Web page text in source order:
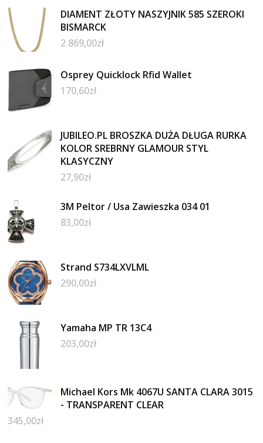
DIAMENT ZŁOTY NASZYJNIK 585 SZEROKI
BISMARCK
2 869,00zł
Osprey Quicklock Rfid Wallet
170,60zł
JUBILEO.PL BROSZKA DUŻA DŁUGA RURKA
KOLOR SREBRNY GLAMOUR STYL
KLASYCZNY
27,90zł
3M Peltor / Usa Zawieszka 034 01
83,00zł
Strand S734LXVLML
290,00zł
Yamaha MP TR 13C4
203,00zł
Michael Kors Mk 4067U SANTA CLARA 3015
- TRANSPARENT CLEAR
345,00zł